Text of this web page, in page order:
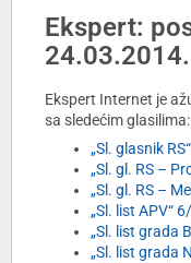
Ekspert:
24.03.2014.
Ekspert Internet je
sa sledećim glasilima:
„Sl. glasnik
„Sl. gl. RS –
„Sl. gl. RS –
„Sl. list APV“
„Sl. list grada
„Sl. list grada